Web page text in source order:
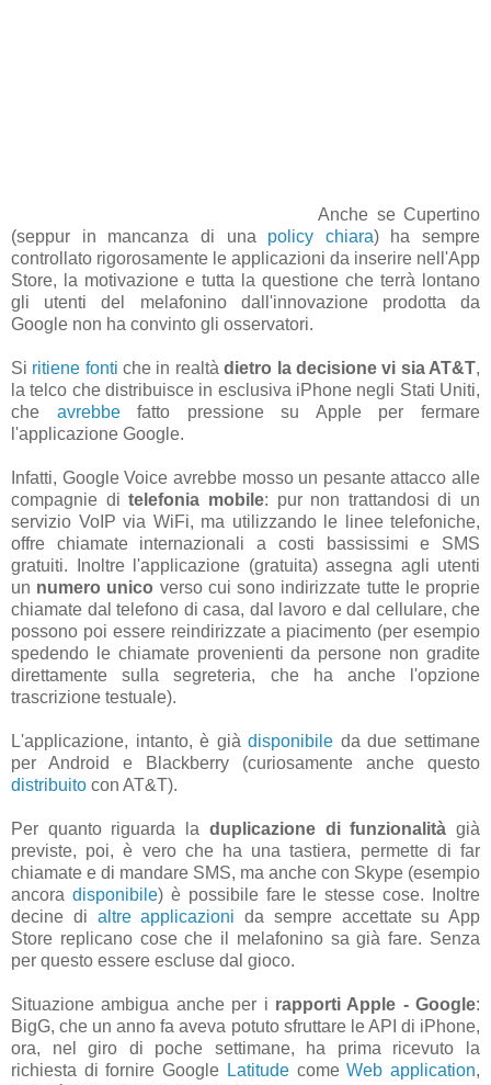
Anche se Cupertino
(seppur in mancanza di una policy chiara) ha sempre
controllato rigorosamente le applicazioni da inserire nell'App
Store, la motivazione e tutta la questione che terrà lontano
gli utenti del melafonino dall'innovazione prodotta da
Google non ha convinto gli osservatori.
Si ritiene fonti che in realtàdietro la decisione vi sia AT&T,
la telco che distribuisce in esclusiva iPhone negli Stati Uniti,
che avrebbefatto pressione su Apple per fermare
l'applicazione Google.
Infatti, Google Voice avrebbe mosso un pesante attacco alle
compagnie ditelefonia mobile: pur non trattandosi di un
servizio VoIP via WiFi, ma utilizzando le linee telefoniche,
offre chiamate internazionali a costi bassissimi e SMS
gratuiti. Inoltre l'applicazione (gratuita) assegna agli utenti
un numero unico verso cui sono indirizzate tutte le proprie
chiamate dal telefono di casa, dal lavoro e dal cellulare, che
possono poi essere reindirizzate a piacimento (per esempio
spedendo le chiamate provenienti da persone non gradite
direttamente sulla segreteria, che ha anche l'opzione
trascrizione testuale).
L'applicazione, intanto, è giàdisponibile da due settimane
per Android e Blackberry (curiosamente anche questo
distribuito con AT&T).
Per quanto riguarda la duplicazione di funzionalità già
previste, poi, è vero che ha una tastiera, permette di far
chiamate e di mandare SMS, ma anche con Skype (esempio
ancora disponibile) è possibile fare le stesse cose. Inoltre
decine di altre applicazioni da sempre accettate su App
Store replicano cose che il melafonino sa già fare. Senza
per questo essere escluse dal gioco.
Situazione ambigua anche per i rapporti Apple - Google:
BigG, che un anno fa aveva potuto sfruttare le API di iPhone,
ora, nel giro di poche settimane, ha prima ricevuto la
richiesta di fornire Google LatitudecomeWeb application,